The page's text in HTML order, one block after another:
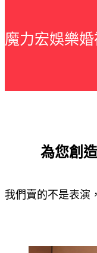
魔力宏娛樂
為您創
我們賣的不是表演